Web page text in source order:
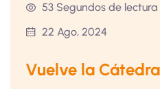
53 Segundos de lectura
22 Ago, 2024
Vuelve la